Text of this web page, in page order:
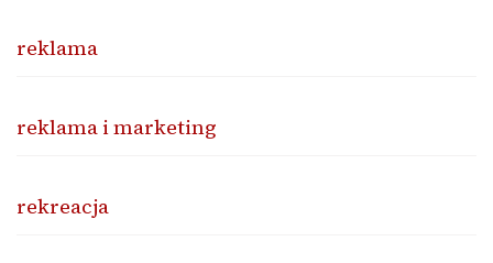
reklama
reklama i marketing
rekreacja